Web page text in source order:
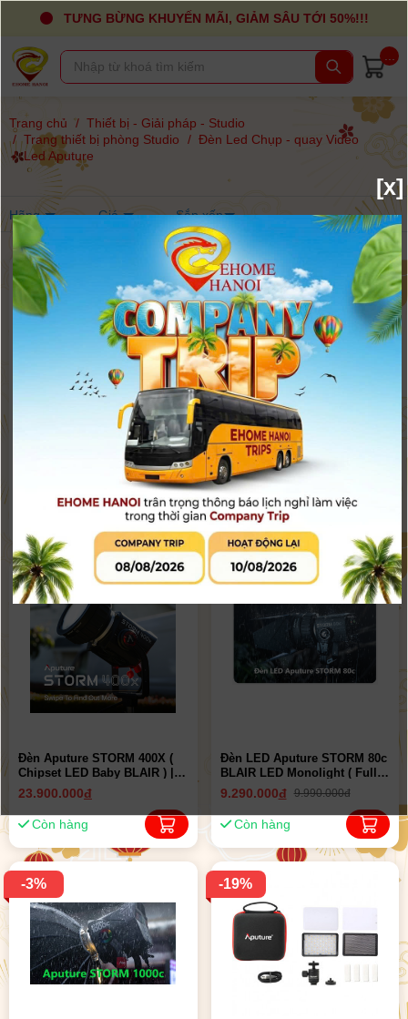
TƯNG BỪNG KHUYẾN MÃI, GIẢM SÂU TỚI 50%!!!
Trang chủ / Thiết bị - Giải pháp - Studio
/ Trang thiết bị phòng Studio / Đèn Led Chụp - quay Video
/Led Aputure
Hãng Giá Sắp xếp
Đèn Aputure STORM 700X (
chipset BLAIR ) ( Bản Cine Kit
) | Chính Hãng ( New 2025 )
Đèn Aputure STORM 700X (
chipset BLAIR ) | Chính Hãng
( New 2025 )
38.900.000
Còn hàng
Đèn Aputure STORM 400X (
Chipset LED Baby BLAIR ) |
23.900.000đ
Còn hàng
-7%
Đèn LED Aputure STORM 80c
BLAIR LED Monolight ( Full
VAT )| Chính Hãng ( New 2024
)
9.290.000đ 9.990.000đ
Còn hàng
-3% -19%
[x]